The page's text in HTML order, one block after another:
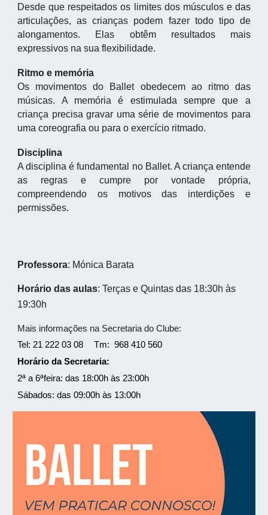
Desde que respeitados os limites dos músculos e das
articulações, as crianças podem fazer todo tipo de
alongamentos. Elas obtêm resultados mais
expressivos na sua flexibilidade.
Ritmo e memória
Os movimentos do Ballet obedecem ao ritmo das
músicas. A memória é estimulada sempre que a
criança precisa gravar uma série de movimentos para
uma coreografia ou para o exercício ritmado.
Disciplina
A disciplina é fundamental no Ballet. A criança entende
as regras e cumpre por vontade própria,
compreendendo os motivos das interdições e
permissões.
Professora: Mónica Barata
Horário das aulas: Terças e Quintas das 18:30h às
19:30h
Mais informações na Secretaria do Clube:
Tel: 21 222 03 08
Tm: 968 410 560
Horário da Secretaria:
2ª a 6ªfeira: das 18:00h às 23:00h
Sábados: das 09:00h às 13:00h